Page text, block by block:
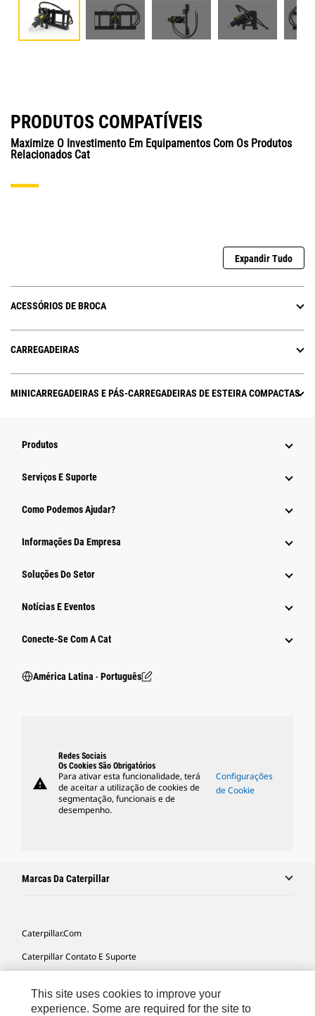
PRODUTOS COMPATÍVEIS
Maximize O Investimento Em Equipamentos Com Os Produtos
Relacionados Cat
Expandir Tudo
ACESSÓRIOS DE BROCA
CARREGADEIRAS
MINICARREGADEIRAS E PÁS-CARREGADEIRAS DE ESTEIRA COMPACTAS
Produtos
Serviços E Suporte
Como Podemos Ajudar?
Informações Da Empresa
Soluções Do Setor
Notícias E Eventos
Conecte-Se Com A Cat
América Latina ‧ Português
warning
Redes Sociais
Os Cookies São Obrigatórios
Para ativar esta funcionalidade, terá
de aceitar a utilização de cookies de
segmentação, funcionais e de
desempenho.
Configurações
de Cookie
Marcas Da Caterpillar
Caterpillar.com
Caterpillar Contato E Suporte
Mapa Do Local
This site uses cookies to improve your
experience. Some are required for the site to